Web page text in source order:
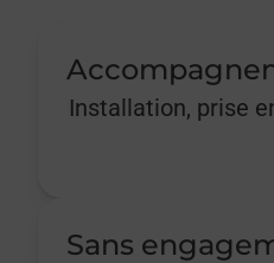
Installation, prise
Sans